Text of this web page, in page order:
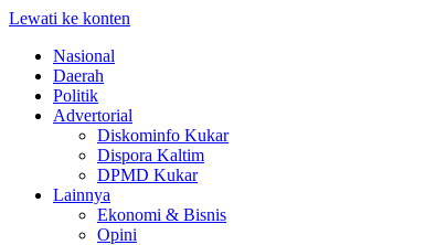
Lewati ke konten
Nasional
Daerah
Politik
Advertorial
Diskominfo Kukar
Dispora Kaltim
DPMD Kukar
Lainnya
Ekonomi & Bisnis
Opini